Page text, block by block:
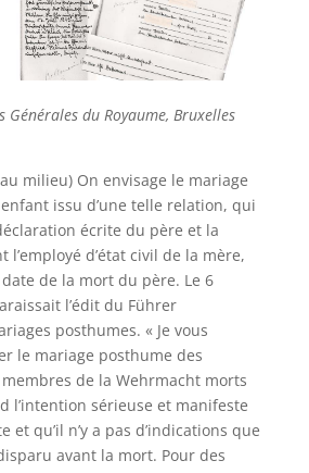
Générales du Royaume, Bruxelles
milieu) On envisage le mariage
issu d’une telle relation, qui
écrite du père et la
l’employé d’état civil de la mère,
de la mort du père. Le 6
l’édit du Führer
posthumes. « Je vous
le mariage posthume des
de la Wehrmacht morts
l’intention sérieuse et manifeste
et qu’il n’y a pas d’indications que
avant la mort. Pour des